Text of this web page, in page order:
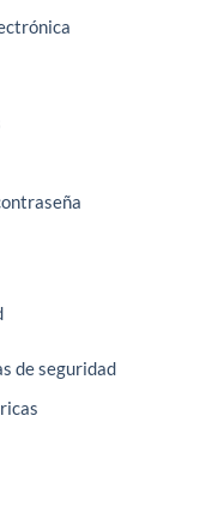
de seguridad